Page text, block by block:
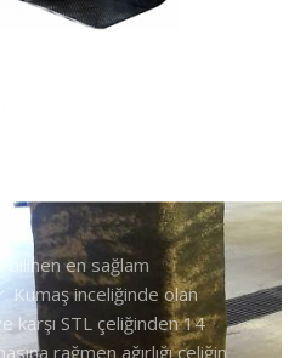
en sağlam
inceliğinde olan
karşı STL çeliğinden 14
rağmen ağırlığı çeliğin